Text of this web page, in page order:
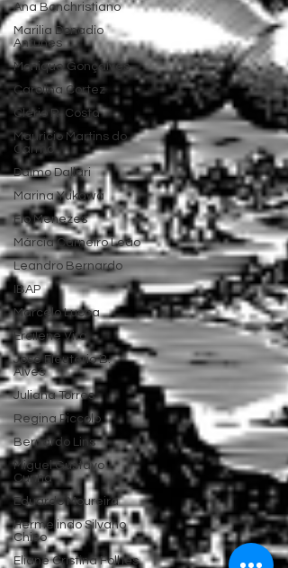
Ana Bonchristiano
Marilia Donadio
Antunes
Monique Gonçalves
Carolina Cortez
Clério R. Costa
Maurício Martins do
Carmo
Dalmo Dallari
Marina Yukawa
Flo Menezes
Márcia Carneiro Leão
Leandro Bernardo
IBAP
Marcelo Lucca
Ercilene Vita
José Eleutério B.
Alves
Juliana Torres
Regina Piccolo
Bernardo Lins
Miguel Gustavo
Cunha
Eduardo Moureira
Hermelindo Silvano
Chico
Eliane Cristina Folhes